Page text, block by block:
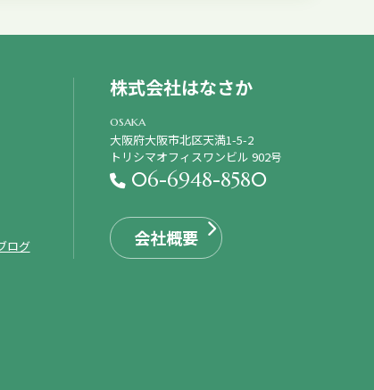
ログ
株式会社はなさか
osaka
大阪府大阪市北区天満1-5-2
トリシマオフィスワンビル 902号
06-6948-8580
会社概要